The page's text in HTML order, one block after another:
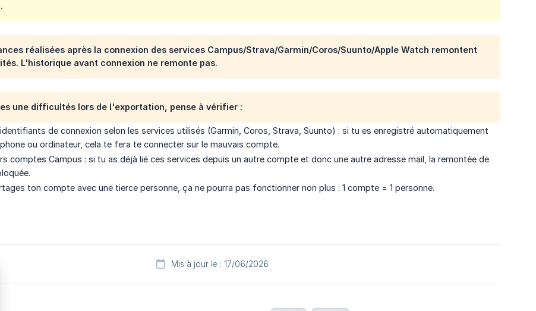
réalisées après la connexion des services Campus/Strava/Garmin/Coros/Suunto/Apple Watch remontent
L'historique avant connexion ne remonte pas.
une difficultés lors de l'exportation, pense à vérifier :
de connexion selon les services utilisés (Garmin, Coros, Strava, Suunto) : si tu es enregistré automatiquement
ou ordinateur, cela te fera te connecter sur le mauvais compte.
comptes Campus : si tu as déjà lié ces services depuis un autre compte et donc une autre adresse mail, la remontée de
ton compte avec une tierce personne, ça ne pourra pas fonctionner non plus : 1 compte = 1 personne.
Mis à jour le : 17/06/2026